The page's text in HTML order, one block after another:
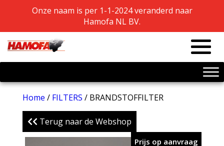
Onze naam is per 1-1-2024 veranderd naar
Hamofa NL BV.
Onze naam is per 1-1-2024 veranderd naar
Hamofa NL BV.
Home / FILTERS / BRANDSTOFFILTER
Terug naar de Webshop
Prijs op aanvraag